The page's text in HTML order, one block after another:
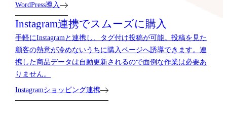
WordPress導入
Instagram連携でスムーズに購入
手軽にInstagramと連携し、タグ付け投稿が可能。投稿を見た
顧客の熱意が冷めないうちに購入ページへ誘導できます。連
携した商品データは自動更新されるので面倒な作業は必要あ
りません。
Instagramショッピング連携